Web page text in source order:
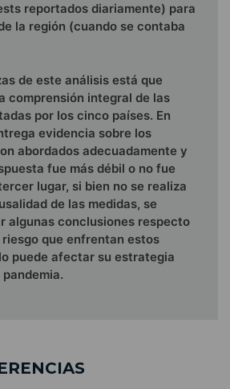
reportados diariamente) para
la región (cuando se contaba
de este análisis está que
comprensión integral de las
por los cinco países. En
evidencia sobre los
abordados adecuadamente y
fue más débil o no fue
lugar, si bien no se realiza
de las medidas, se
algunas conclusiones respecto
que enfrentan estos
puede afectar su estrategia